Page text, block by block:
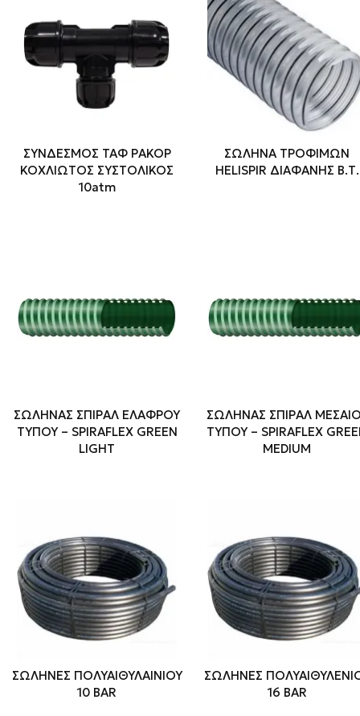
ΣΥΝΔΕΣΜΟΣ ΤΑΦ ΡΑΚΟΡ
ΚΟΧΛΙΩΤΟΣ ΣΥΣΤΟΛΙΚΟΣ
10atm
ΣΩΛΗΝΑ ΤΡΟΦΙΜΩΝ
HELISPIR ΔΙΑΦΑΝΗΣ Β.Τ.
ΣΩΛΗΝΑΣ ΣΠΙΡΑΛ ΕΛΑΦΡΟΥ
ΤΥΠΟΥ – SPIRAFLEX GREEN
LIGHT
ΣΩΛΗΝΑΣ ΣΠΙΡΑΛ
ΤΥΠΟΥ – SPIRAFLEX
MEDIUM
ΣΩΛΗΝΕΣ ΠΟΛΥΑΙΘΥΛΑΙΝΙΟΥ
10 BAR
ΣΩΛΗΝΕΣ
16 BAR